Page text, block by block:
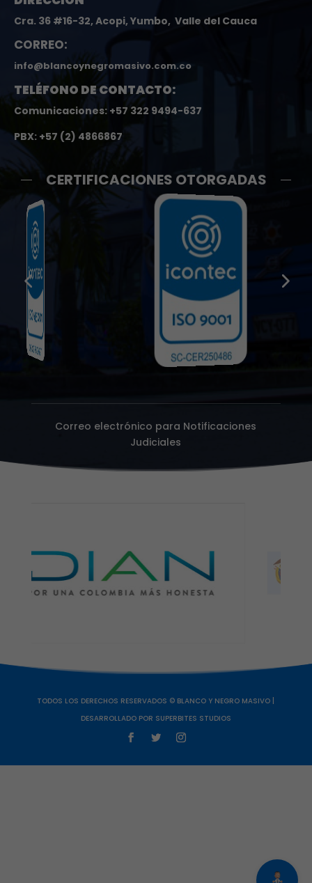
Cra. 36 #16-32, Acopi, Yumbo, Valle del Cauca
CORREO:
info@blancoynegromasivo.com.co
TELÉFONO DE CONTACTO:
Comunicaciones: +57 322 9494-637
PBX: +57 (2) 4866867
CERTIFICACIONES OTORGADAS
Correo electrónico para Notificaciones
Judiciales
TODOS LOS DERECHOS RESERVADOS ©️ BLANCO Y NEGRO MASIVO |
DESARROLLADO POR SUPERBITES STUDIOS